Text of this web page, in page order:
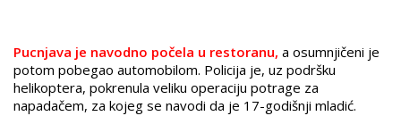
Pucnjava je navodno počela u restoranu, a osumnjičeni je
potom pobegao automobilom. Policija je, uz podršku
helikoptera, pokrenula veliku operaciju potrage za
napadačem, za kojeg se navodi da je 17-godišnji mladić.